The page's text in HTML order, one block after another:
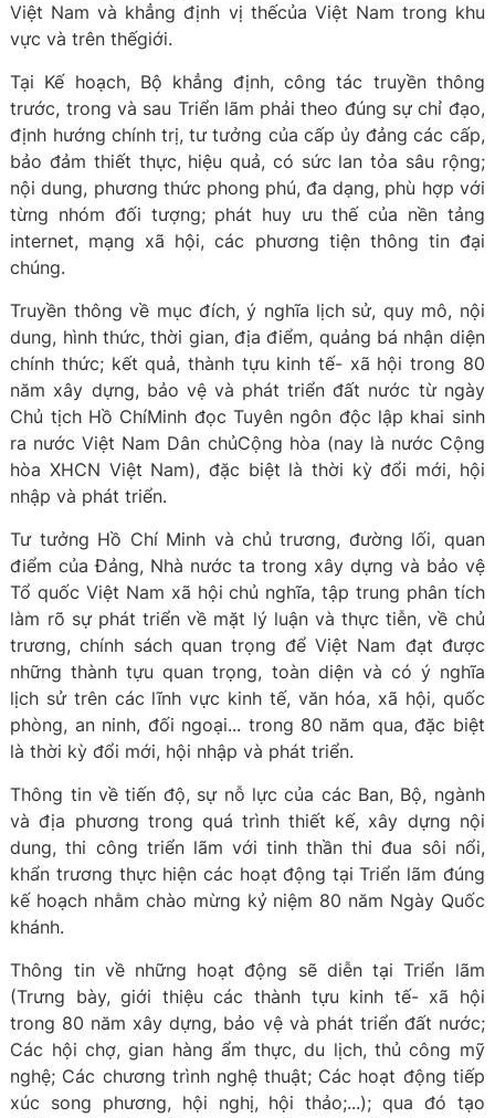
Việt Nam và khẳng định vị thếcủa Việt Nam trong khu
vực và trên thếgiới.
Tại Kế hoạch, Bộ khẳng định, công tác truyền thông
trước, trong và sau Triển lãm phải theo đúng sự chỉ đạo,
định hướng chính trị, tư tưởng của cấp ủy đảng các cấp,
bảo đảm thiết thực, hiệu quả, có sức lan tỏa sâu rộng;
nội dung, phương thức phong phú, đa dạng, phù hợp với
từng nhóm đối tượng; phát huy ưu thế của nền tảng
internet, mạng xã hội, các phương tiện thông tin đại
chúng.
Truyền thông về mục đích, ý nghĩa lịch sử, quy mô, nội
dung, hình thức, thời gian, địa điểm, quảng bá nhận diện
chính thức; kết quả, thành tựu kinh tế- xã hội trong 80
năm xây dựng, bảo vệ và phát triển đất nước từ ngày
Chủ tịch Hồ ChíMinh đọc Tuyên ngôn độc lập khai sinh
ra nước Việt Nam Dân chủCộng hòa (nay là nước Cộng
hòa XHCN Việt Nam), đặc biệt là thời kỳ đổi mới, hội
nhập và phát triển.
Tư tưởng Hồ Chí Minh và chủ trương, đường lối, quan
điểm của Đảng, Nhà nước ta trong xây dựng và bảo vệ
Tổ quốc Việt Nam xã hội chủ nghĩa, tập trung phân tích
làm rõ sự phát triển về mặt lý luận và thực tiễn, về chủ
trương, chính sách quan trọng để Việt Nam đạt được
những thành tựu quan trọng, toàn diện và có ý nghĩa
lịch sử trên các lĩnh vực kinh tế, văn hóa, xã hội, quốc
phòng, an ninh, đối ngoại... trong 80 năm qua, đặc biệt
là thời kỳ đổi mới, hội nhập và phát triển.
Thông tin về tiến độ, sự nỗ lực của các Ban, Bộ, ngành
và địa phương trong quá trình thiết kế, xây dựng nội
dung, thi công triển lãm với tinh thần thi đua sôi nổi,
khẩn trương thực hiện các hoạt động tại Triển lãm đúng
kế hoạch nhằm chào mừng kỷ niệm 80 năm Ngày Quốc
khánh.
Thông tin về những hoạt động sẽ diễn tại Triển lãm
(Trưng bày, giới thiệu các thành tựu kinh tế- xã hội
trong 80 năm xây dựng, bảo vệ và phát triển đất nước;
Các hội chợ, gian hàng ẩm thực, du lịch, thủ công mỹ
nghệ; Các chương trình nghệ thuật; Các hoạt động tiếp
xúc song phương, hội nghị, hội thảo;...); qua đó tạo